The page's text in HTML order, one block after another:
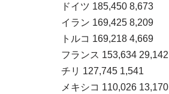
ドイツ 185,450 8,673
イラン 169,425 8,209
トルコ 169,218 4,669
フランス 153,634 29,142
チリ 127,745 1,541
メキシコ 110,026 13,170